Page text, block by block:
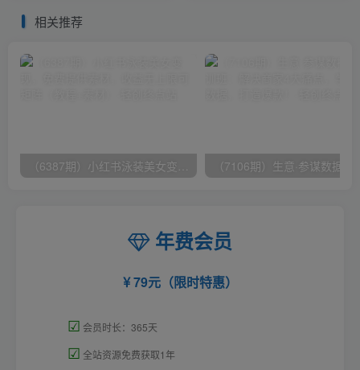
相关推荐
（6387期）小红书泳装美女变现，免费提供素材，收益无上限可矩阵（教程+素材）
年费会员
79元（限时特惠）
☑ 会员时长：365天
☑ 全站资源免费获取1年